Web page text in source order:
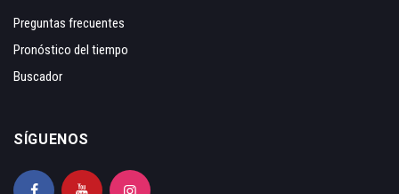
Preguntas frecuentes
Pronóstico del tiempo
Buscador
SÍGUENOS